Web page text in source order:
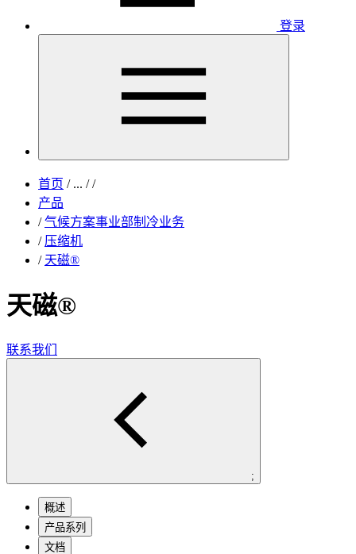
登录
首页 /... / /
产品
/ 气候方案事业部制冷业务
/ 压缩机
/ 天磁®
天磁®
联系我们
;
概述
产品系列
文档